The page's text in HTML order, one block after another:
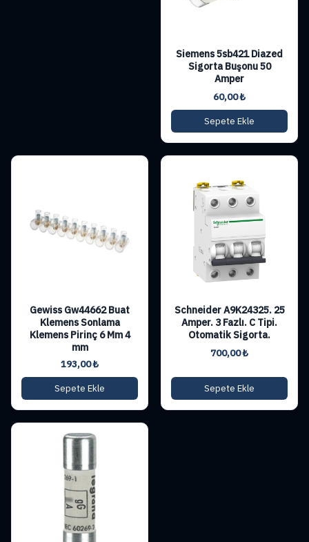
Siemens 5sb421 Diazed
Sigorta Buşonu 50
Amper
60,00₺
Sepete Ekle
Gewiss Gw44662 Buat
Klemens Sonlama
Klemens Pirinç 6 Mm 4
mm
193,00₺
Sepete Ekle
Schneider A9K24325. 25
Amper. 3 Fazlı. C Tipi.
Otomatik Sigorta.
700,00₺
Sepete Ekle